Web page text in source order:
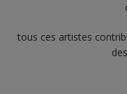
tous ces artistes